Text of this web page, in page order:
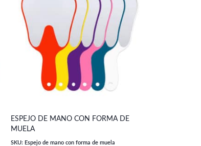
ESPEJO DE MANO CON FORMA DE
MUELA
SKU: Espejo de mano con forma de muela